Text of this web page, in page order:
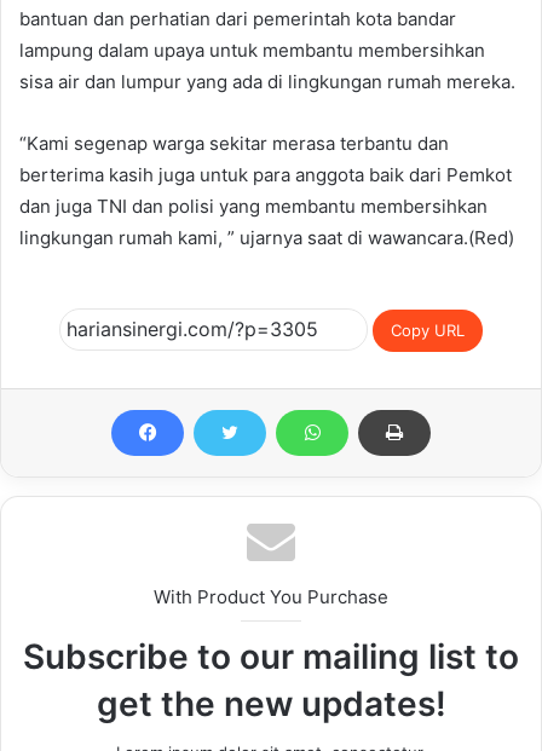
bantuan dan perhatian dari pemerintah kota bandar
lampung dalam upaya untuk membantu membersihkan
sisa air dan lumpur yang ada di lingkungan rumah mereka.
“Kami segenap warga sekitar merasa terbantu dan
berterima kasih juga untuk para anggota baik dari Pemkot
dan juga TNI dan polisi yang membantu membersihkan
lingkungan rumah kami, ” ujarnya saat di wawancara.(Red)
Copy URL
With Product You Purchase
Subscribe to our mailing list to
get the new updates!